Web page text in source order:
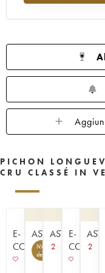
1956
1955
1950
1949
1940
PICHON
CRU CLASSÉ IN
E-
COMMERCE
ASTA
IVA
detraibile
ASTA
2
E-
2